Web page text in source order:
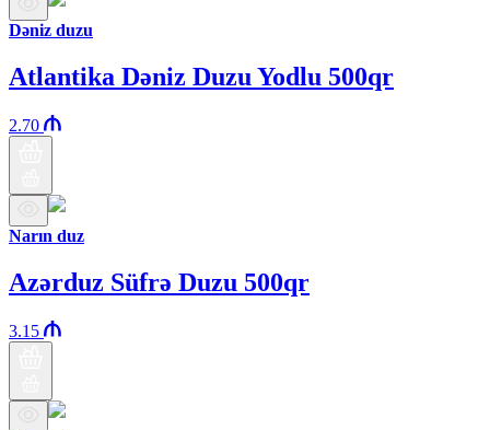
Dəniz duzu
Atlantika Dəniz Duzu Yodlu 500qr
2.70
Narın duz
Azərduz Süfrə Duzu 500qr
3.15